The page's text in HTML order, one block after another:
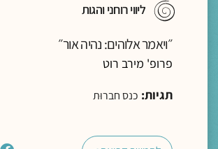
ליווי רוחני והגות
״ויאמר אלוהים: נהיה אור״
פרופ' מירב רוט
תגיות: כנס חברוּת